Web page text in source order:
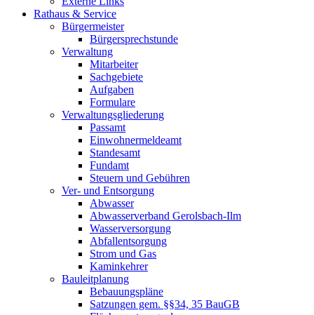
Rathaus & Service
Bürgermeister
Bürgersprechstunde
Verwaltung
Mitarbeiter
Sachgebiete
Aufgaben
Formulare
Verwaltungsgliederung
Passamt
Einwohnermeldeamt
Standesamt
Fundamt
Steuern und Gebühren
Ver- und Entsorgung
Abwasser
Abwasserverband Gerolsbach-Ilm
Wasserversorgung
Abfallentsorgung
Strom und Gas
Kaminkehrer
Bauleitplanung
Bebauungspläne
Satzungen gem. §§34, 35 BauGB